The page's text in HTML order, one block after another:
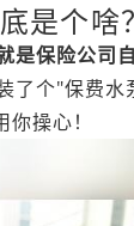
是个啥？
是保险公司
了个"保费水
操心！